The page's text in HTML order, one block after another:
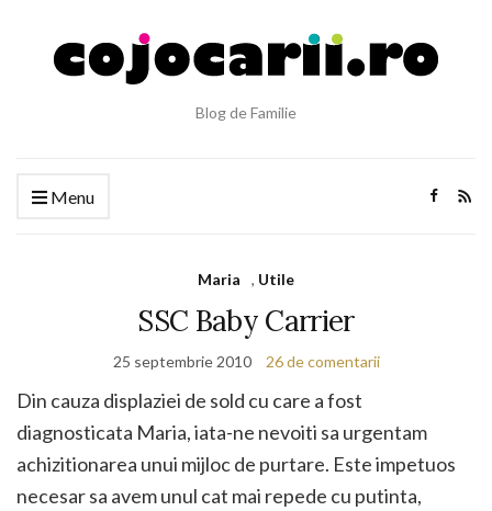
Blog de Familie
Menu
Maria , Utile
SSC Baby Carrier
25 septembrie 2010 26 de comentarii
Din cauza displaziei de sold cu care a fost
diagnosticata Maria, iata-ne nevoiti sa urgentam
achizitionarea unui mijloc de purtare. Este impetuos
necesar sa avem unul cat mai repede cu putinta,